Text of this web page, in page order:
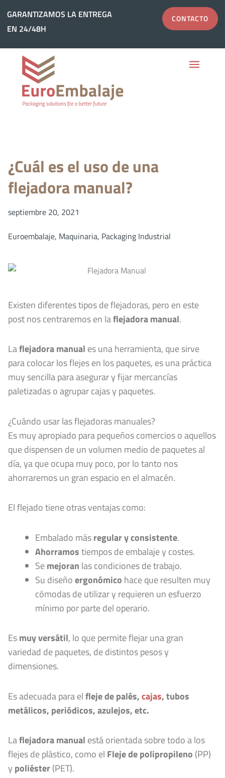
contenido
GARANTIZAMOS LA ENTREGA
EN 24/48H
CONTACTO
GARANTIZAMOS LA ENTREGA
EN 24/48H
CONTACTO
¿Cuál es el uso de una
flejadora manual?
septiembre 20, 2021
Euroembalaje, Maquinaria, Packaging Industrial
Existen diferentes tipos de flejadoras, pero en este
post nos centraremos en laflejadora manual.
Laflejadora manual es una herramienta, que sirve
para colocar los flejes en los paquetes, es una práctica
muy sencilla para asegurar y fijar mercancías
paletizadas o agrupar cajas y paquetes.
¿Cuándo usar las flejadoras manuales?
Es muy apropiado para pequeños comercios o aquellos
que dispensen de un volumen medio de paquetes al
día, ya que ocupa muy poco, por lo tanto nos
ahorraremos un gran espacio en el almacén.
El flejado tiene otras ventajas como:
Embalado másregular y consistente.
Ahorramostiempos de embalaje y costes.
Semejoran las condiciones de trabajo.
Su diseñoergonómico hace que resulten muy
cómodas de utilizar y requieren un esfuerzo
mínimo por parte del operario.
Esmuy versátil, lo que permite flejar una gran
variedad de paquetes, de distintos pesos y
dimensiones.
Es adecuada para elfleje de palés,cajas, tubos
metálicos, periódicos, azulejos, etc.
Laflejadora manual está orientada sobre todo a los
flejes de plástico, como el Fleje de polipropileno (PP)
y poliéster(PET).